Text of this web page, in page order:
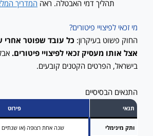
תהליך דמי האבטלה. ראה המדריך
מי זכאי לפיצויי פיטורים?
החוק פשוט בעיקרון: כל עובד שפוטר
אצל אותו מעסיק זכאי לפיצויי פיטורים.
בישראל, הפרטים הקטנים קובעים.
התנאים הבסיסיים
תנאי פירוט
ותק מינימלי שנה אחת רצופה (או שנתיים